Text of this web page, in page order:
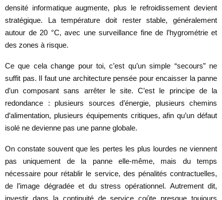
densité informatique augmente, plus le refroidissement devient
stratégique. La température doit rester stable, généralement
autour de 20 °C, avec une surveillance fine de l’hygrométrie et
des zones à risque.
Ce que cela change pour toi, c’est qu’un simple “secours” ne
suffit pas. Il faut une architecture pensée pour encaisser la panne
d’un composant sans arrêter le site. C’est le principe de la
redondance : plusieurs sources d’énergie, plusieurs chemins
d’alimentation, plusieurs équipements critiques, afin qu’un défaut
isolé ne devienne pas une panne globale.
On constate souvent que les pertes les plus lourdes ne viennent
pas uniquement de la panne elle-même, mais du temps
nécessaire pour rétablir le service, des pénalités contractuelles,
de l’image dégradée et du stress opérationnel. Autrement dit,
investir dans la continuité de service coûte presque toujours